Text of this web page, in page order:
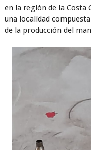
en la región de la Costa
una localidad
de la producción del